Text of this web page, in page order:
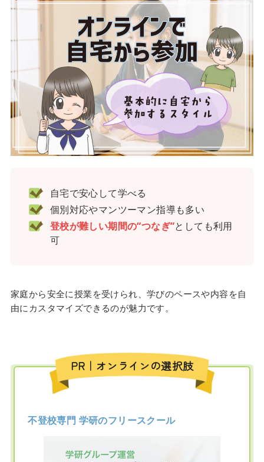
自宅で安心して学べる
個別対応やマンツーマン指導も多い
登校が難しい期間の“つなぎ”としても利用
可
家庭から安全に授業を受けられ、学びのペースや内容を自
由にカスタマイズできるのが魅力です。
PR｜オンラインの選択肢
不登校専門 学研のフリースクール